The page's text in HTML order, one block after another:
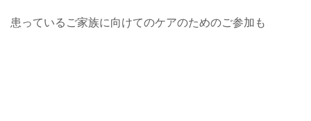
患っているご家族に向けてのケアのためのご参加も